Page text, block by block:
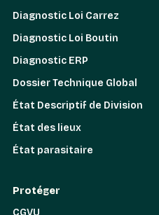
Diagnostic Loi Carrez
Diagnostic Loi Boutin
Diagnostic ERP
Dossier Technique Global
État Descriptif de Division
État des lieux
État parasitaire
Protéger
CGVU